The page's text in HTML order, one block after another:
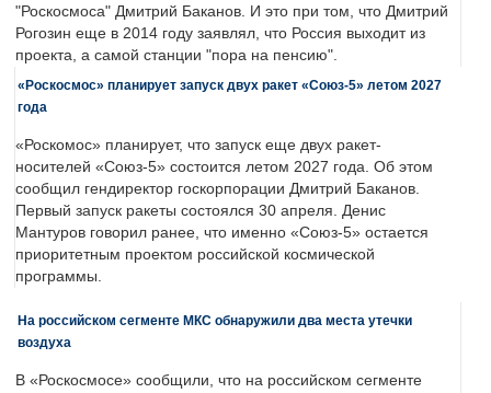
"Роскосмоса" Дмитрий Баканов. И это при том, что Дмитрий
Рогозин еще в 2014 году заявлял, что Россия выходит из
проекта, а самой станции "пора на пенсию".
«Роскосмос» планирует запуск двух ракет «Союз-5» летом 2027
года
«Роскомос» планирует, что запуск еще двух ракет-
носителей «Союз-5» состоится летом 2027 года. Об этом
сообщил гендиректор госкорпорации Дмитрий Баканов.
Первый запуск ракеты состоялся 30 апреля. Денис
Мантуров говорил ранее, что именно «Союз-5» остается
приоритетным проектом российской космической
программы.
На российском сегменте МКС обнаружили два места утечки
воздуха
В «Роскосмосе» сообщили, что на российском сегменте